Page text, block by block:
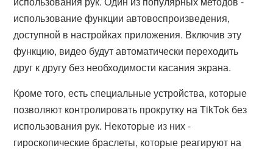
использование функции автовоспроизведения,
доступной в настройках приложения. Включив эту
функцию, видео будут автоматически переходить
друг к другу без необходимости касания экрана.
Кроме того, есть специальные устройства, которые
позволяют контролировать прокрутку на TikTok без
использования рук. Некоторые из них -
гироскопические браслеты, которые реагируют на